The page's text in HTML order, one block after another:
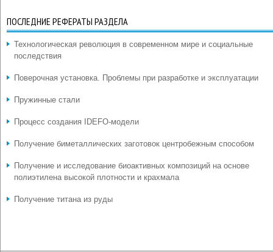
ПОСЛЕДНИЕ РЕФЕРАТЫ РАЗДЕЛА
Технологическая революция в современном мире и социальные
последствия
Поверочная установка. Проблемы при разработке и эксплуатации
Пружинные стали
Процесс создания IDEFO-модели
Получение биметаллических заготовок центробежным способом
Получение и исследование биоактивных композиций на основе
полиэтилена высокой плотности и крахмала
Получение титана из руды